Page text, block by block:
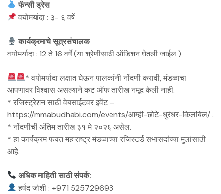
फॅन्सी ड्रेस
वयोमर्यादा : ३- ६ वर्षे
कार्यक्रमाचे सूत्रसंचालक
वयोमर्यादा : 12 ते 16 वर्षे (या श्रेणीसाठी ऑडिशन घेतली जाईल )
* वयोमर्यादा लक्षात घेऊन पालकांनी नोंदणी करावी, मंडळाचा
आपणावर विश्वास असल्याने कट ऑफ तारीख नमूद केली नाही.
* ⁠रजिस्ट्रेशन साठी वेबसाईटवर इवेंट –
https://mmabudhabi.com/events/आम्ही-छोटे-धुरंधर-किलबिल/ .
* ⁠नोंदणीची अंतिम तारीख ३१ मे २०२६ असेल.
* ⁠हा कार्यक्रम फक्त महाराष्ट्र मंडळाच्या रजिस्टर्ड सभासदांच्या मुलांसाठी
आहे.
अधिक माहिती साठी संपर्क:
हर्षद जोशी : +971 525729693